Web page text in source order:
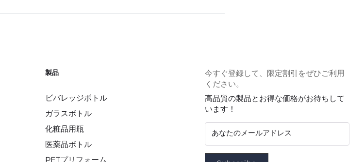
製品
ビバレッジボトル
ガラスボトル
化粧品用瓶
医薬品ボトル
PETプリフォーム
今すぐ登録して、限定割引をぜひご利用
ください。
高品質の製品とお得な価格がお待ちして
います！
あなたのメールアドレス